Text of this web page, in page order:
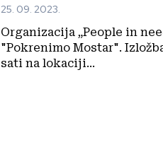
25. 09. 2023.
Organizacija „People in
"Pokrenimo Mostar".
sati na lokaciji...